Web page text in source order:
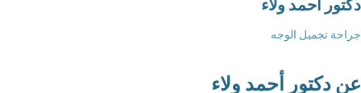
دكتور أحمد ولاء
جراحة تجميل الوجه
عن دكتور أحمد ولاء